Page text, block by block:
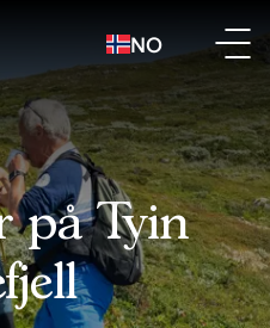
NO
på Tyin